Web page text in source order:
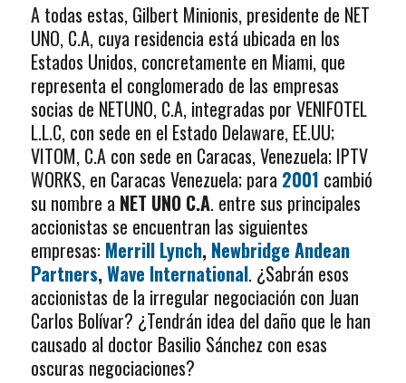
A todas estas, Gilbert Minionis, presidente de NET
UNO, C.A, cuya residencia está ubicada en los
Estados Unidos, concretamente en Miami, que
representa el conglomerado de las empresas
socias de NETUNO, C.A, integradas por VENIFOTEL
L.L.C, con sede en el Estado Delaware, EE.UU;
VITOM, C.A con sede en Caracas, Venezuela; IPTV
WORKS, en Caracas Venezuela; para 2001 cambió
su nombre a NET UNO C.A. entre sus principales
accionistas se encuentran las siguientes
empresas: Merrill Lynch, Newbridge Andean
Partners,Wave International. ¿Sabrán esos
accionistas de la irregular negociación con Juan
Carlos Bolívar? ¿Tendrán idea del daño que le han
causado al doctor Basilio Sánchez con esas
oscuras negociaciones?